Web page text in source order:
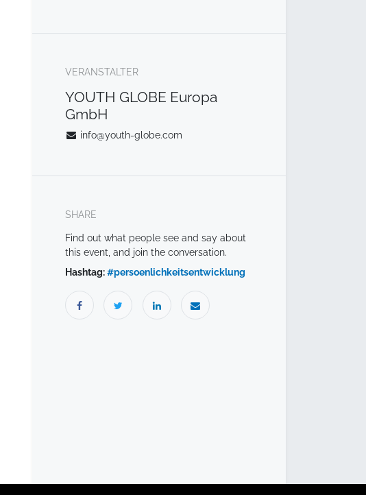
VERANSTALTER
YOUTH GLOBE Europa
GmbH
info@youth-globe.com
SHARE
Find out what people see and say about
this event, and join the conversation.
Hashtag:#persoenlichkeitsentwicklung